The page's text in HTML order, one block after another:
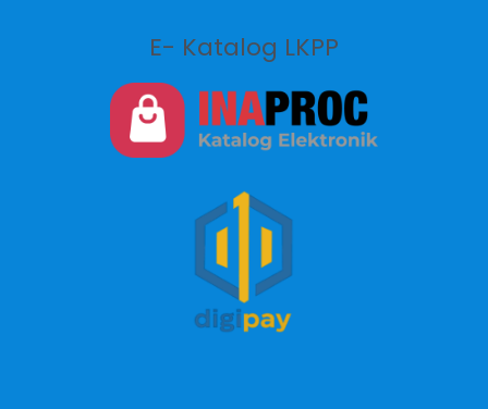
E- Katalog LKPP